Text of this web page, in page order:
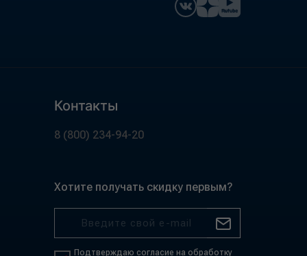
Контакты
8 (800) 234-94-20
Хотите получать скидку первым?
Подтверждаю согласие на обработку